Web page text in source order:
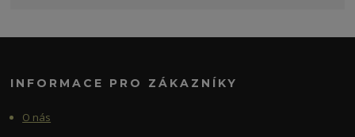
INFORMACE PRO ZÁKAZNÍKY
O nás